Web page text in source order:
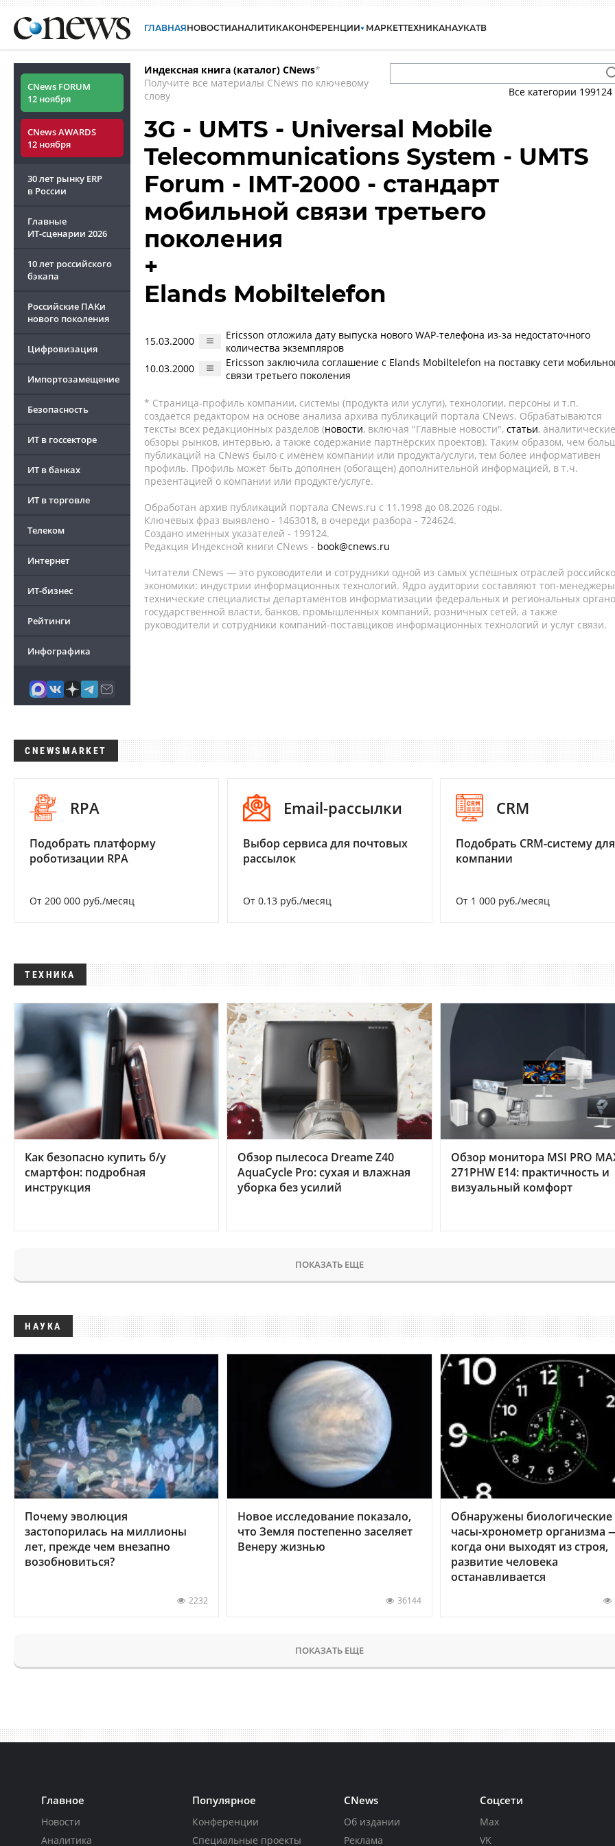
ГЛАВНАЯНОВОСТИАНАЛИТИКАКОНФЕРЕНЦИИ МАРКЕТТЕХНИКАНАУКАТВ
CNews FORUM
12 ноября
CNews AWARDS
12 ноября
30 лет рынку ERP
в России
Главные
ИТ-сценарии 2026
10 лет российского
бэкапа
Российские ПАКи
нового поколения
Цифровизация
Импортозамещение
Безопасность
ИТ в госсекторе
ИТ в банках
ИТ в торговле
Телеком
Интернет
ИТ-бизнес
Рейтинги
Инфографика
Индексная книга (каталог) CNews*
Получите все материалы CNews по ключевому
слову
Все категории 199124
3G - UMTS - Universal Mobile
Telecommunications System - UMTS
Forum - IMT-2000 - стандарт
мобильной связи третьего
поколения
+
Еlands Mobiltelefon
15.03.2000
Ericsson отложила дату выпуска нового WAP-телефона из-за недостаточного
количества экземпляров
10.03.2000
Ericsson заключила соглашение с Еlands Mobiltelefon на поставку сети
связи третьего поколения
* Страница-профиль компании, системы (продукта или услуги), технологии, персоны и т.п.
создается редактором на основе анализа архива публикаций портала CNews. Обрабатываются
тексты всех редакционных разделов (новости, включая "Главные новости", статьи, аналитические
обзоры рынков, интервью, а также содержание партнёрских проектов). Таким образом, чем
публикаций на CNews было с именем компании или продукта/услуги, тем более информативен
профиль. Профиль может быть дополнен (обогащен) дополнительной информацией, в т.ч.
презентацией о компании или продукте/услуге.
Обработан архив публикаций портала CNews.ru c 11.1998 до 08.2026 годы.
Ключевых фраз выявлено - 1463018, в очереди разбора - 724624.
Создано именных указателей - 199124.
Редакция Индексной книги CNews - book@cnews.ru
Читатели CNews — это руководители и сотрудники одной из самых успешных отраслей
экономики: индустрии информационных технологий. Ядро аудитории составляют топ-
технические специалисты департаментов информатизации федеральных и региональных
государственной власти, банков, промышленных компаний, розничных сетей, а также
руководители и сотрудники компаний-поставщиков информационных технологий и услуг связи.
CNEWSMARKET
RPA
Подобрать платформу
роботизации RPA
От 200 000 руб./месяц
Email-рассылки
Выбор сервиса для почтовых
рассылок
От 0.13 руб./месяц
CRM
Подобрать CRM-систему для
компании
От 1 000 руб./месяц
ТЕХНИКА
Как безопасно купить б/у
смартфон: подробная
инструкция
Обзор пылесоса Dreame Z40
AquaCycle Pro: сухая и влажная
уборка без усилий
Обзор монитора MSI PRO
271PHW E14: практичность и
визуальный комфорт
ПОКАЗАТЬ ЕЩЕ
НАУКА
Почему эволюция
застопорилась на миллионы
лет, прежде чем внезапно
возобновиться?
2232
Новое исследование показало,
что Земля постепенно заселяет
Венеру жизнью
36144
Обнаружены биологические
часы-хронометр организма
когда они выходят из строя,
развитие человека
останавливается
ПОКАЗАТЬ ЕЩЕ
Главное
Новости
Аналитика
Популярное
Конференции
Специальные проекты
CNews
Об издании
Реклама
Соцсети
Max
VK